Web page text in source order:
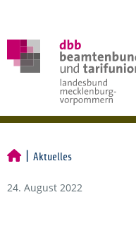
Aktuelles
24. August 2022